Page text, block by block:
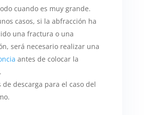
cuando es muy grande.
casos, si la abfracción ha
una fractura o una
será necesario realizar una
antes de colocar la
de descarga para el caso del